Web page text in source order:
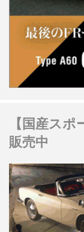
【国産スポ
販売中